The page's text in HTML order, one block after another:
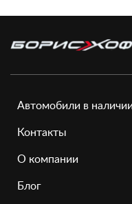
Автомобили в наличии
Контакты
О компании
Блог